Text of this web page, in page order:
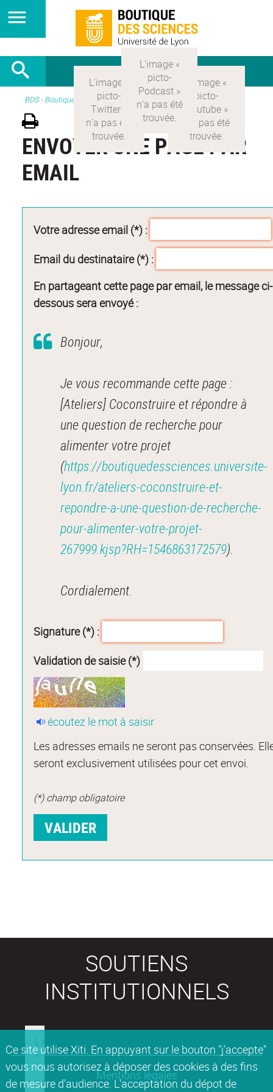
Ce site utilise Xiti. En appuyant sur le bouton "j'accepte"
vous nous autorisez à déposer des cookies à des fins
de mesure d'audience. L'acceptation du dépot de
BDS - Boutique des sciences
ENVOYER UNE PAGE PAR
EMAIL
Votre adresse email (*) :
Email du destinataire (*) :
En partageant cette page par email, le message ci-
dessous sera envoyé :
Bonjour,
Je vous recommande cette page :
[Ateliers] Coconstruire et répondre à
une question de recherche pour
alimenter votre projet
(https://boutiquedessciences.universite-
lyon.fr/ateliers-coconstruire-et-
repondre-a-une-question-de-recherche-
pour-alimenter-votre-projet-
267999.kjsp?RH=1546863172579).
Cordialement.
Signature (*) :
Validation de saisie (*)
écoutez le mot à saisir
Les adresses emails ne seront pas conservées.
seront exclusivement utilisées pour cet envoi.
(*) champ obligatoire
SOUTIENS
INSTITUTIONNELS
Mentions légales